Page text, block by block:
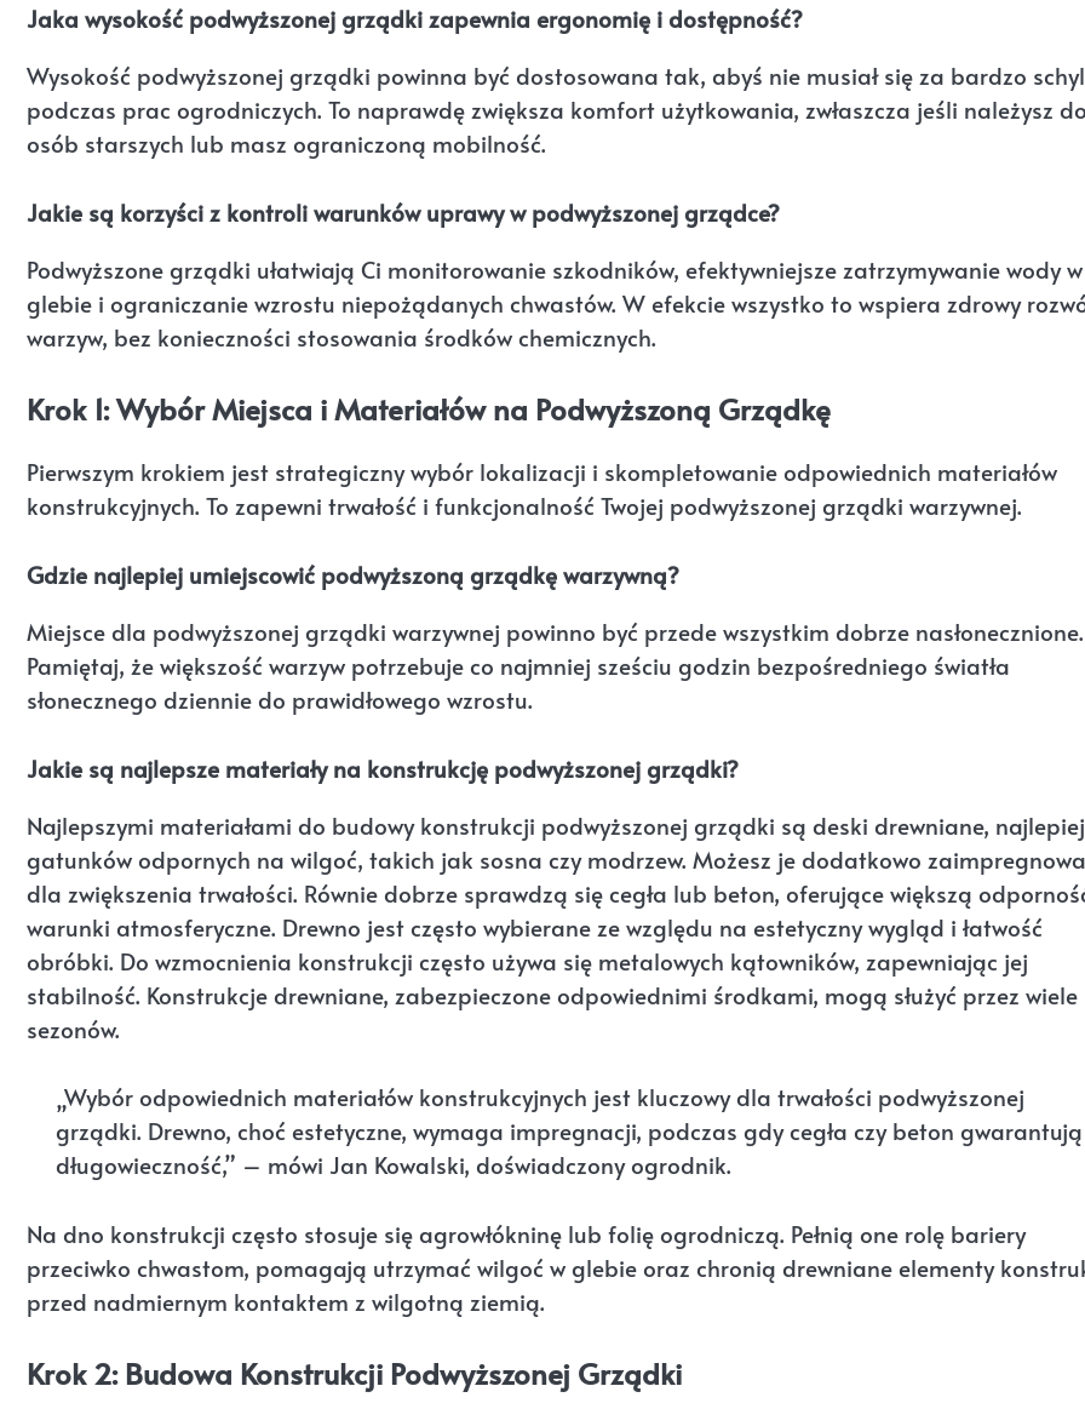
Jaka wysokość podwyższonej grządki zapewnia ergonomię i dostępność?
Wysokość podwyższonej grządki powinna być dostosowana tak, abyś nie musiał się za bardzo
podczas prac ogrodniczych. To naprawdę zwiększa komfort użytkowania, zwłaszcza jeśli należysz
osób starszych lub masz ograniczoną mobilność.
Jakie są korzyści z kontroli warunków uprawy w podwyższonej grządce?
Podwyższone grządki ułatwiają Ci monitorowanie szkodników, efektywniejsze zatrzymywanie wody w
glebie i ograniczanie wzrostu niepożądanych chwastów. W efekcie wszystko to wspiera zdrowy
warzyw, bez konieczności stosowania środków chemicznych.
Krok 1: Wybór Miejsca i Materiałów na Podwyższoną Grządkę
Pierwszym krokiem jest strategiczny wybór lokalizacji i skompletowanie odpowiednich materiałów
konstrukcyjnych. To zapewni trwałość i funkcjonalność Twojej podwyższonej grządki warzywnej.
Gdzie najlepiej umiejscowić podwyższoną grządkę warzywną?
Miejsce dla podwyższonej grządki warzywnej powinno być przede wszystkim dobrze nasłonecznione.
Pamiętaj, że większość warzyw potrzebuje co najmniej sześciu godzin bezpośredniego światła
słonecznego dziennie do prawidłowego wzrostu.
Jakie są najlepsze materiały na konstrukcję podwyższonej grządki?
Najlepszymi materiałami do budowy konstrukcji podwyższonej grządki są deski drewniane,
gatunków odpornych na wilgoć, takich jak sosna czy modrzew. Możesz je dodatkowo
dla zwiększenia trwałości. Równie dobrze sprawdzą się cegła lub beton, oferujące większą
warunki atmosferyczne. Drewno jest często wybierane ze względu na estetyczny wygląd i łatwość
obróbki. Do wzmocnienia konstrukcji często używa się metalowych kątowników, zapewniając jej
stabilność. Konstrukcje drewniane, zabezpieczone odpowiednimi środkami, mogą służyć przez wiele
sezonów.
„Wybór odpowiednich materiałów konstrukcyjnych jest kluczowy dla trwałości podwyższonej
grządki. Drewno, choć estetyczne, wymaga impregnacji, podczas gdy cegła czy beton gwarantują
długowieczność,” – mówi Jan Kowalski, doświadczony ogrodnik.
Na dno konstrukcji często stosuje się agrowłókninę lub folię ogrodniczą. Pełnią one rolę bariery
przeciwko chwastom, pomagają utrzymać wilgoć w glebie oraz chronią drewniane elementy
przed nadmiernym kontaktem z wilgotną ziemią.
Krok 2: Budowa Konstrukcji Podwyższonej Grządki